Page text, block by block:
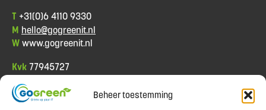
Beheer toestemming
T +31(0)6 4110 9330
M hello@gogreenit.nl
Wwww.gogreenit.nl
Kvk77945727
BtwNL8612.09.023.B.01